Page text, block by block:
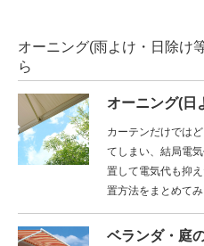
オーニング(雨よけ・日除け
ら
オーニング(日
カーテンだけでは
てしまい、結局電
置して電気代も抑
置方法をまとめてみ
ベランダ・庭